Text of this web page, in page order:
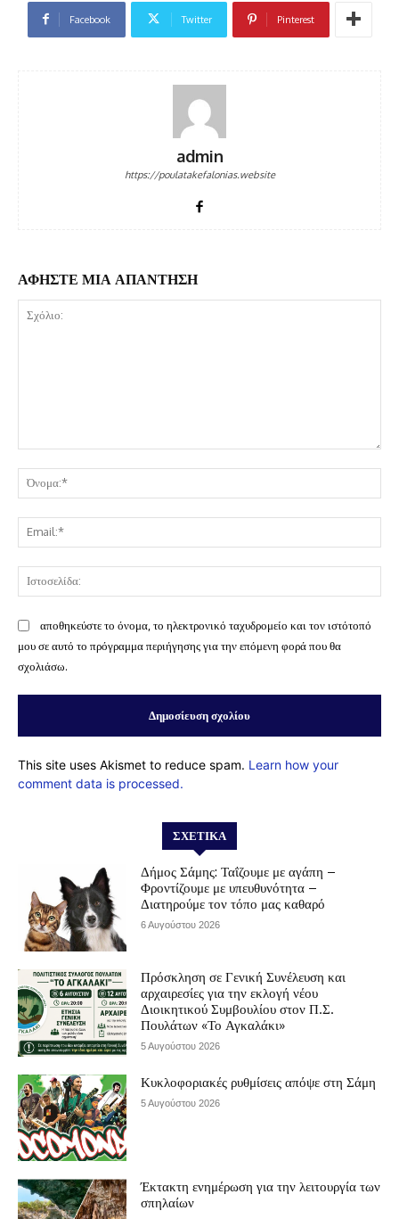
Facebook Twitter Pinterest
admin
https://poulatakefalonias.website
ΑΦΗΣΤΕ ΜΙΑ ΑΠΑΝΤΗΣΗ
αποθηκεύστε το όνομα, το ηλεκτρονικό ταχυδρομείο και τον ιστότοπό
μου σε αυτό το πρόγραμμα περιήγησης για την επόμενη φορά που θα
σχολιάσω.
This site uses Akismet to reduce spam. Learn how your
comment data is processed.
ΣΧΕΤΙΚΆ
Δήμος Σάμης: Ταΐζουμε με αγάπη –
Φροντίζουμε με υπευθυνότητα –
Διατηρούμε τον τόπο μας καθαρό
6 Αυγούστου 2026
Πρόσκληση σε Γενική Συνέλευση και
αρχαιρεσίες για την εκλογή νέου
Διοικητικού Συμβουλίου στον Π.Σ.
Πουλάτων «Το Αγκαλάκι»
5 Αυγούστου 2026
Κυκλοφοριακές ρυθμίσεις απόψε στη Σάμη
5 Αυγούστου 2026
Έκτακτη ενημέρωση για την λειτουργία των
σπηλαίων